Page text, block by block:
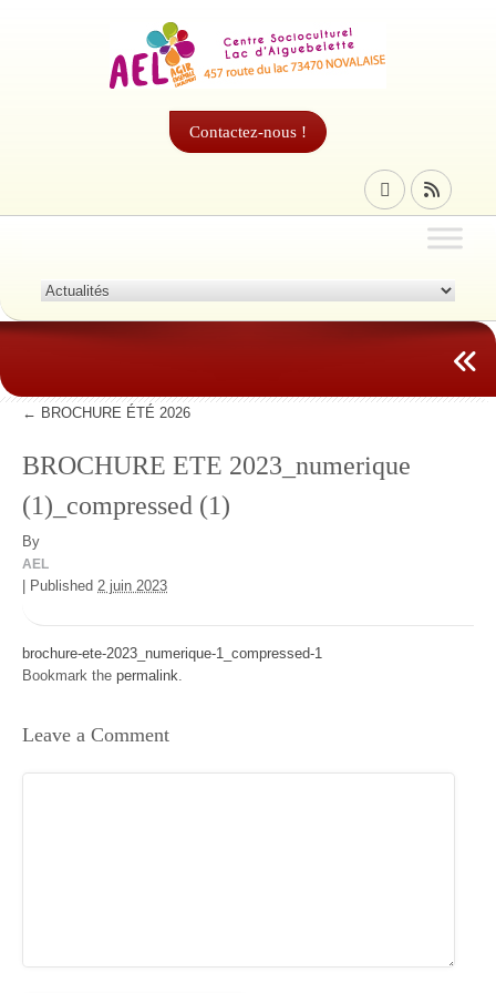
Contactez-nous !
← BROCHURE ÉTÉ 2026
BROCHURE ETE 2023_numerique
(1)_compressed (1)
By
AEL
Published 2 juin 2023
brochure-ete-2023_numerique-1_compressed-1
Bookmark the permalink.
Leave a Comment